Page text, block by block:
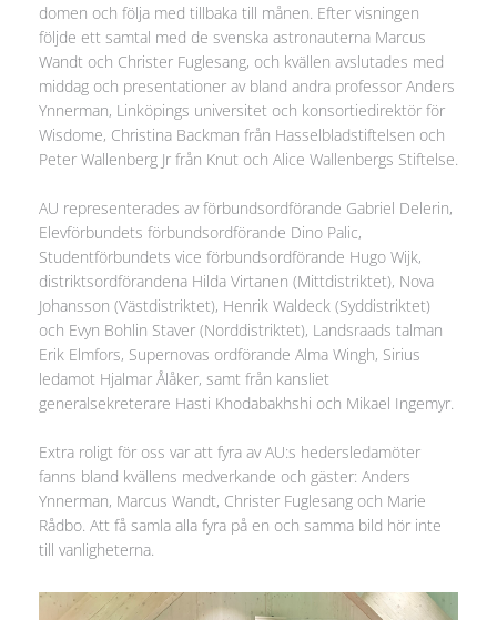
domen och följa med tillbaka till månen. Efter visningen
följde ett samtal med de svenska astronauterna Marcus
Wandt och Christer Fuglesang, och kvällen avslutades med
middag och presentationer av bland andra professor Anders
Ynnerman, Linköpings universitet och konsortiedirektör för
Wisdome, Christina Backman från Hasselbladstiftelsen och
Peter Wallenberg Jr från Knut och Alice Wallenbergs Stiftelse.
AU representerades av förbundsordförande Gabriel Delerin,
Elevförbundets förbundsordförande Dino Palic,
Studentförbundets vice förbundsordförande Hugo Wijk,
distriktsordförandena Hilda Virtanen (Mittdistriktet), Nova
Johansson (Västdistriktet), Henrik Waldeck (Syddistriktet)
och Evyn Bohlin Staver (Norddistriktet), Landsraads talman
Erik Elmfors, Supernovas ordförande Alma Wingh, Sirius
ledamot Hjalmar Ålåker, samt från kansliet
generalsekreterare Hasti Khodabakhshi och Mikael Ingemyr.
Extra roligt för oss var att fyra av AU:s hedersledamöter
fanns bland kvällens medverkande och gäster: Anders
Ynnerman, Marcus Wandt, Christer Fuglesang och Marie
Rådbo. Att få samla alla fyra på en och samma bild hör inte
till vanligheterna.